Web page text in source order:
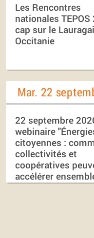
Les Rencontres
nationales TEPOS
cap sur le
Occitanie
Mar. 22
22 septembre
webinaire
citoyennes :
collectivités et
coopératives
accélérer
transition